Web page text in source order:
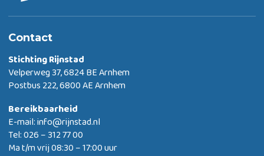
Contact
Stichting Rijnstad
Velperweg 37, 6824 BE Arnhem
Postbus 222, 6800 AE Arnhem
Bereikbaarheid
E-mail:info@rijnstad.nl
Tel: 026 – 312 77 00
Ma t/m vrij 08:30 – 17:00 uur